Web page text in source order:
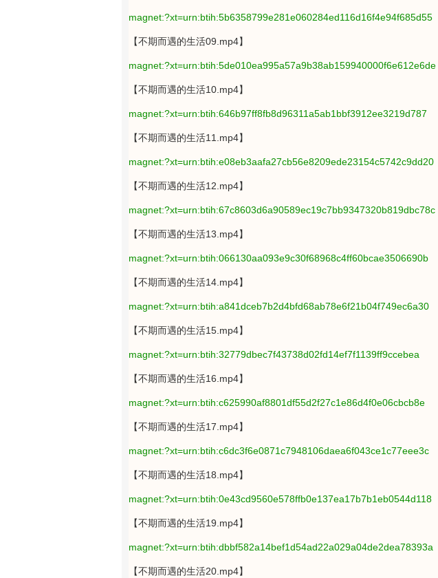
magnet:?xt=urn:btih:5b6358799e281e060284ed116d16f4e94f685d55
【不期而遇的生活09.mp4】
magnet:?xt=urn:btih:5de010ea995a57a9b38ab159940000f6e612e6de
【不期而遇的生活10.mp4】
magnet:?xt=urn:btih:646b97ff8fb8d96311a5ab1bbf3912ee3219d787
【不期而遇的生活11.mp4】
magnet:?xt=urn:btih:e08eb3aafa27cb56e8209ede23154c5742c9dd20
【不期而遇的生活12.mp4】
magnet:?xt=urn:btih:67c8603d6a90589ec19c7bb9347320b819dbc78c
【不期而遇的生活13.mp4】
magnet:?xt=urn:btih:066130aa093e9c30f68968c4ff60bcae3506690b
【不期而遇的生活14.mp4】
magnet:?xt=urn:btih:a841dceb7b2d4bfd68ab78e6f21b04f749ec6a30
【不期而遇的生活15.mp4】
magnet:?xt=urn:btih:32779dbec7f43738d02fd14ef7f1139ff9ccebea
【不期而遇的生活16.mp4】
magnet:?xt=urn:btih:c625990af8801df55d2f27c1e86d4f0e06cbcb8e
【不期而遇的生活17.mp4】
magnet:?xt=urn:btih:c6dc3f6e0871c7948106daea6f043ce1c77eee3c
【不期而遇的生活18.mp4】
magnet:?xt=urn:btih:0e43cd9560e578ffb0e137ea17b7b1eb0544d118
【不期而遇的生活19.mp4】
magnet:?xt=urn:btih:dbbf582a14bef1d54ad22a029a04de2dea78393a
【不期而遇的生活20.mp4】